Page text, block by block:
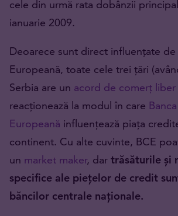
cele din urmă rata dobânzii
ianuarie 2009.
Deoarece sunt direct influențate de
Europeană, toate cele trei țări
Serbia are un acord de comerț liber
reacționează la modul în care
Europeană influențează piața
continent. Cu alte cuvinte, BCE
un market maker, dar trăsăturile și
specifice ale piețelor de credit
băncilor centrale naționale.